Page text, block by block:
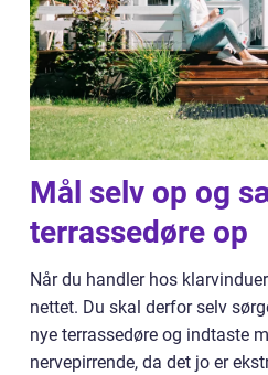
Mål selv op og
terrassedøre op
Når du handler hos
nettet. Du skal derfor selv
nye terrassedøre og indtaste
nervepirrende, da det jo er